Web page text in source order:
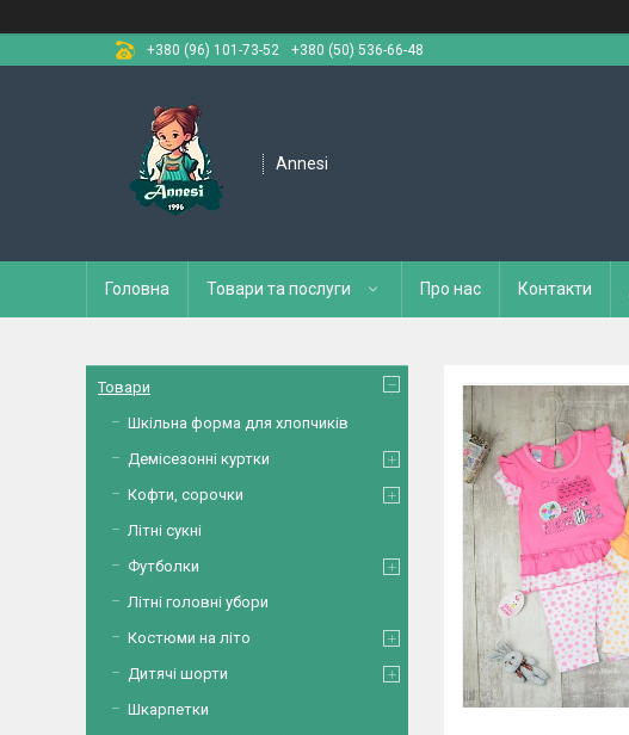
+380 (96) 101-73-52
+380 (50) 536-66-48
Annesi
Головна Товари та послуги Про нас Контакти
Товари
Шкільна форма для хлопчиків
Демісезонні куртки
Кофти, сорочки
Літні сукні
Футболки
Літні головні убори
Костюми на літо
Дитячі шорти
Шкарпетки